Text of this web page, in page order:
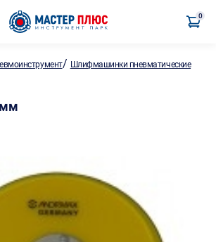
0
/ Шлифмашинки пневматические